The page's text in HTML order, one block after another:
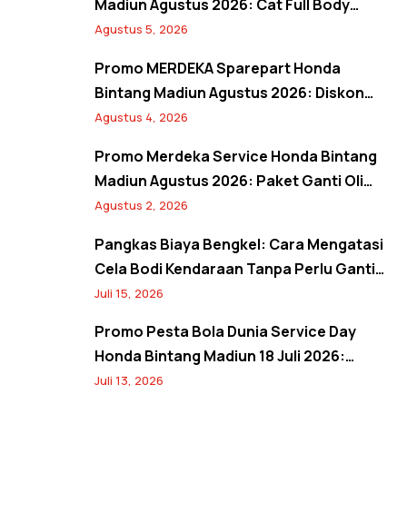
Madiun Agustus 2026: Cat Full Body
Mulai 12 Jutaan, Diskon Cat Spion 17%,
Agustus 5, 2026
Promo MERDEKA Sparepart Honda
Bintang Madiun Agustus 2026: Diskon
Ban & Aki Orisinal 10% Plus Gratis
Agustus 4, 2026
Promo Merdeka Service Honda Bintang
Madiun Agustus 2026: Paket Ganti Oli
Hemat, Servis AC Sejuk, dan Bebas Antre
Agustus 2, 2026
Pangkas Biaya Bengkel: Cara Mengatasi
Cela Bodi Kendaraan Tanpa Perlu Ganti
Panel
Juli 15, 2026
Promo Pesta Bola Dunia Service Day
Honda Bintang Madiun 18 Juli 2026:
Banjir Diskon Servis 20%, Oli 10%, Free
Juli 13, 2026